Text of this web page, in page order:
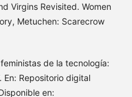
Virgins Revisited. Women
Metuchen: Scarecrow
feministas de la tecnología:
En: Repositorio digital
en: